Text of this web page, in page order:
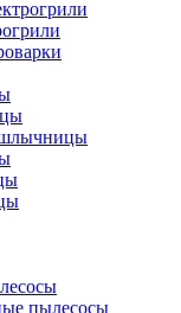
пылесосы